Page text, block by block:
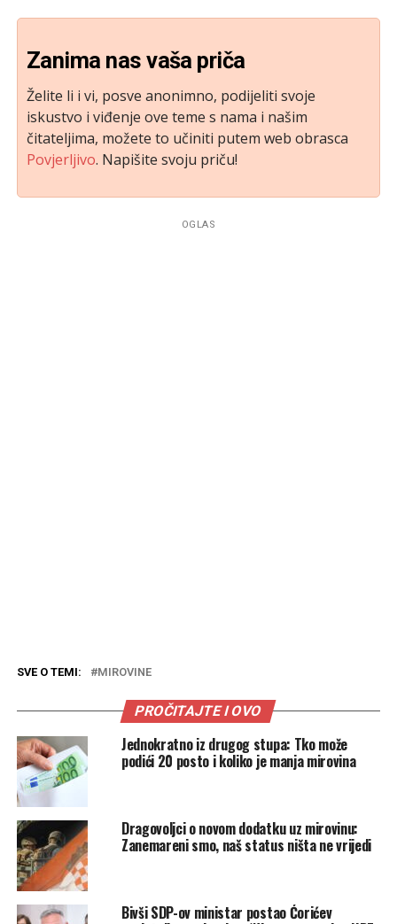
Zanima nas vaša priča
Želite li i vi, posve anonimno, podijeliti svoje
iskustvo i viđenje ove teme s nama i našim
čitateljima, možete to učiniti putem web obrasca
Povjerljivo. Napišite svoju priču!
OGLAS
SVE O TEMI: MIROVINE
PROČITAJTE I OVO
Jednokratno iz drugog stupa: Tko može
podići 20 posto i koliko je manja mirovina
Dragovoljci o novom dodatku uz mirovinu:
Zanemareni smo, naš status ništa ne vrijedi
Bivši SDP-ov ministar postao Ćorićev